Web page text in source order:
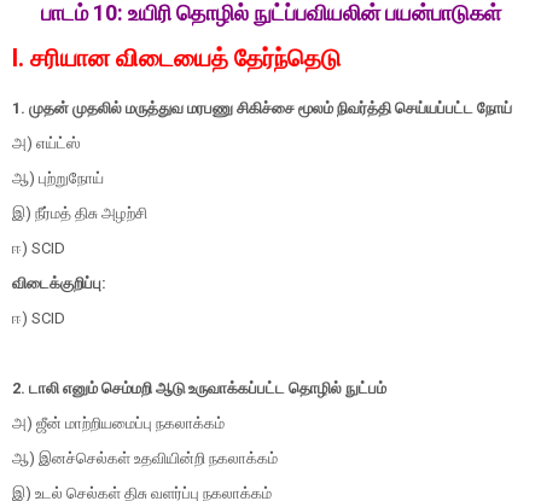
பாடம் 10: உயிரி தொழில் நுட்ப்பவியலின் பயன்பாடுகள்
I. சரியான விடையைத் தேர்ந்தெடு
1. முதன் முதலில் மருத்துவ மரபணு சிகிச்சை மூலம் நிவர்த்தி செய்யப்பட்ட நோய்
அ) எய்ட்ஸ்
ஆ) புற்றுநோய்
இ) நீர்மத் திசு அழற்சி
ஈ) SCID
விடைக்குறிப்பு:
ஈ) SCID
2. டாலி எனும் செம்மறி ஆடு உருவாக்கப்பட்ட தொழில் நுட்பம்
அ) ஜீன் மாற்றியமைப்பு நகலாக்கம்
ஆ) இனச்செல்கள் உதவியின்றி நகலாக்கம்
இ) உடல் செல்கள் திசு வளர்ப்பு நகலாக்கம்